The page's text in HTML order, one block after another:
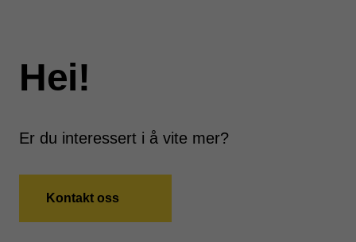
Hei!
Er du interessert i å vite mer?
Kontakt oss